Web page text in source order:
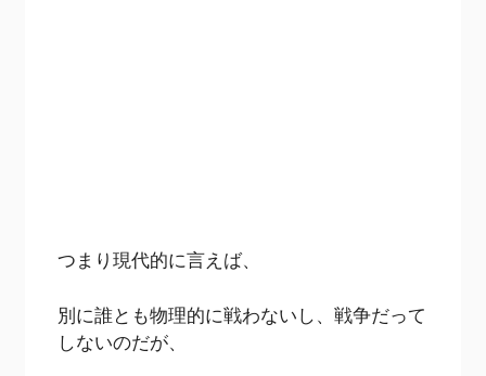
つまり現代的に言えば、
別に誰とも物理的に戦わないし、戦争だって
しないのだが、